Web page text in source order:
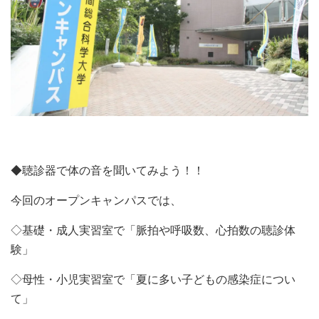
◆聴診器で体の音を聞いてみよう！！
今回のオープンキャンパスでは、
◇基礎・成人実習室で「脈拍や呼吸数、心拍数の聴診体
験」
◇母性・小児実習室で「夏に多い子どもの感染症につい
て」